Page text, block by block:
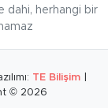
dahi, herhangi bir
TE Bilişim
© 2026